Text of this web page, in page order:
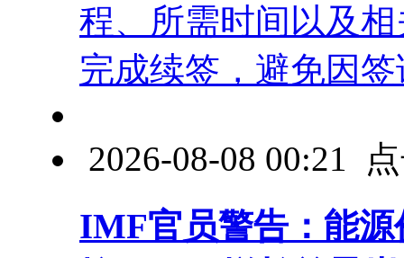
程、所需时间以及
完成续签，避免因
2026-08-08 00:21
IMF官员警告：能